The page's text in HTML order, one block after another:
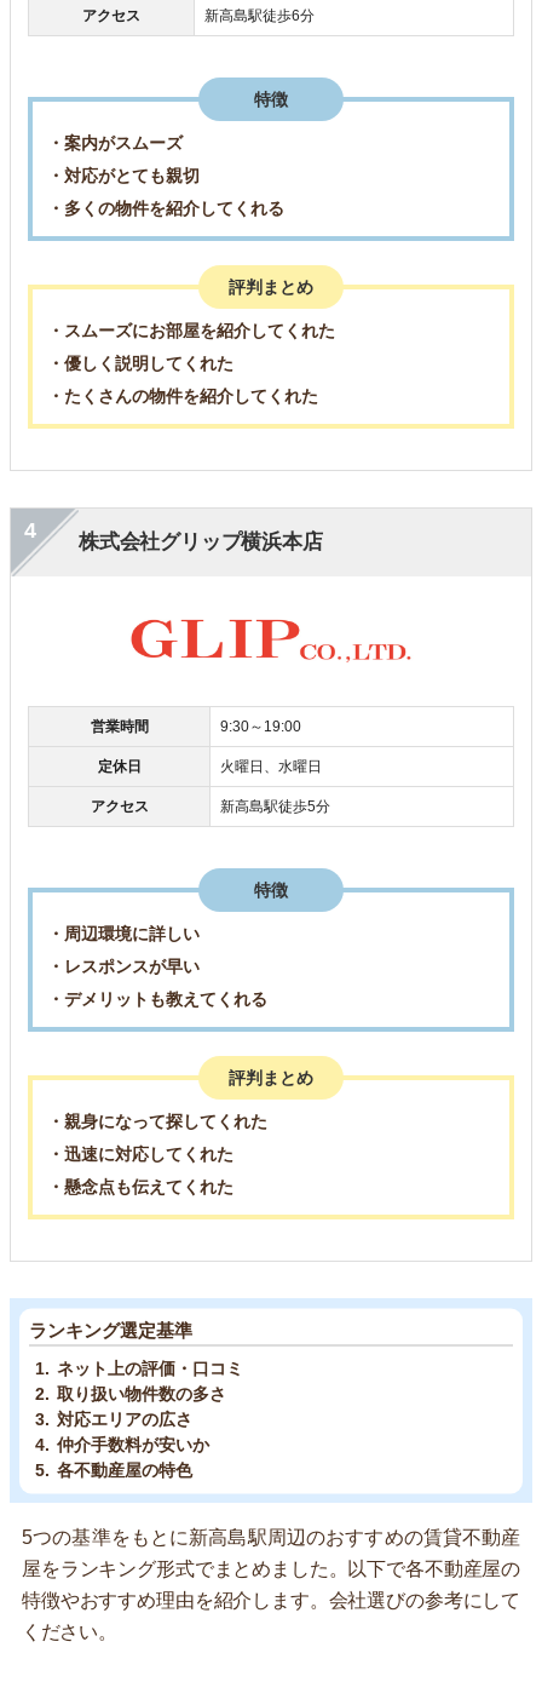
アクセス 新高島駅徒歩6分
特徴
・案内がスムーズ
・対応がとても親切
・多くの物件を紹介してくれる
評判まとめ
・スムーズにお部屋を紹介してくれた
・優しく説明してくれた
・たくさんの物件を紹介してくれた
株式会社グリップ横浜本店
4
営業時間 9:30～19:00
定休日 火曜日、水曜日
アクセス 新高島駅徒歩5分
特徴
・周辺環境に詳しい
・レスポンスが早い
・デメリットも教えてくれる
評判まとめ
・親身になって探してくれた
・迅速に対応してくれた
・懸念点も伝えてくれた
ランキング選定基準
ネット上の評価・口コミ
取り扱い物件数の多さ
対応エリアの広さ
仲介手数料が安いか
各不動産屋の特色
5つの基準をもとに新高島駅周辺のおすすめの賃貸不動産
屋をランキング形式でまとめました。以下で各不動産屋の
特徴やおすすめ理由を紹介します。会社選びの参考にして
ください。